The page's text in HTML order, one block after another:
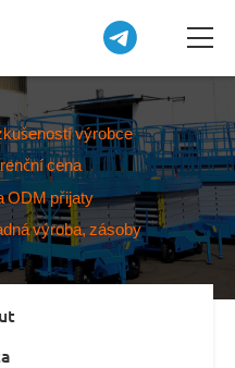
výrobce
cena
ODM přijaty
výroba, zásoby